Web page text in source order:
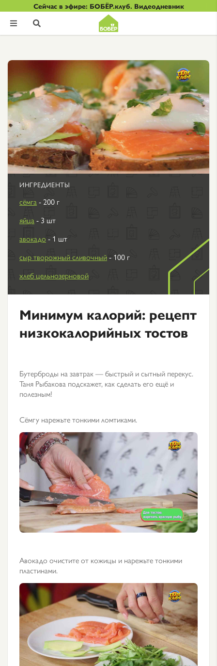
Сейчас в эфире: БОБЁР.клуб. Видеодневник
 
ИНГРЕДИЕНТЫ
сёмга- 200 г
яйца- 3 шт
авокадо - 1 шт
сыр творожный сливочный- 100 г
хлеб цельнозерновой
Минимум калорий: рецепт
низкокалорийных тостов
Бутерброды на завтрак — быстрый и сытный перекус.
Таня Рыбакова подскажет, как сделать его ещё и
полезным!
Сёмгу нарежьте тонкими ломтиками.
Авокадо очистите от кожицы и нарежьте тонкими
пластинами.